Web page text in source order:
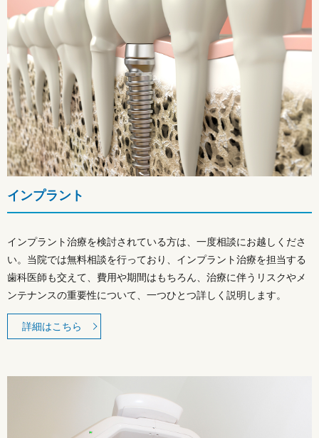
インプラント
インプラント治療を検討されている方は、一度相談にお越しくださ
い。当院では無料相談を行っており、インプラント治療を担当する
歯科医師も交えて、費用や期間はもちろん、治療に伴うリスクやメ
ンテナンスの重要性について、一つひとつ詳しく説明します。
詳細はこちら